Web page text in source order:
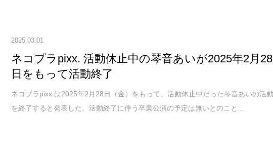
2025.03.01
ネコプラpixx. 活動休止中の琴音あいが2025年2月28
日をもって活動終了
ネコプラpixx.は2025年2月28日（金）をもって、活動休止中だった琴音あいの活
を終了すると発表した。活動終了に伴う卒業公演の予定は無いとのこと...